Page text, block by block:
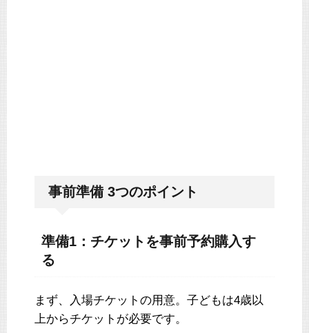
事前準備 3つのポイント
準備1：チケットを事前予約購入す
る
まず、入場チケットの用意。子どもは4歳以
上からチケットが必要です。